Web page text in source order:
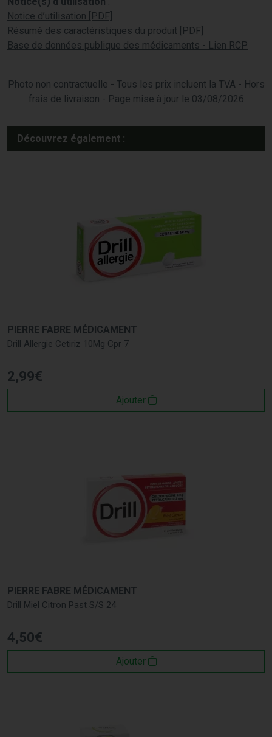
Notice d’utilisation [PDF]
Résumé des caractéristiques du produit [PDF]
Base de données publique des médicaments - Lien RCP
Photo non contractuelle - Tous les prix incluent la TVA - Hors
frais de livraison - Page mise à jour le 03/08/2026
Découvrez également :
PIERRE FABRE MÉDICAMENT
Drill Allergie Cetiriz 10Mg Cpr 7
2,99€
Ajouter
PIERRE FABRE MÉDICAMENT
Drill Miel Citron Past S/S 24
4,50€
Ajouter